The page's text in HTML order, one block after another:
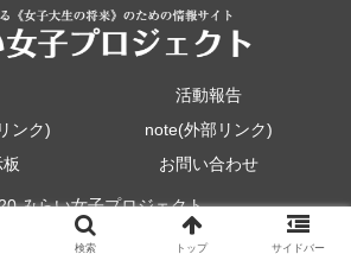
活動報告
ンク)
note(外部リンク)
お問い合わせ
みらい女子プロジェクト.
検索 トップ サイドバー